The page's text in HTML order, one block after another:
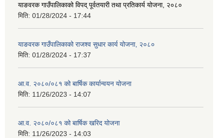
याङवरक गाउँपालिकाको विपद् पूर्वतयारी तथा प्रतिकार्य योजना, २०८०
मिति: 01/28/2024 - 17:44
याङवरक गाउँपालिकाको राजश्व सुधार कार्य योजना, २०८०
मिति: 01/28/2024 - 17:37
आ.व. २०८०/०८१ को बार्षिक कार्यान्वयन योजना
मिति: 11/26/2023 - 14:07
आ.व. २०८०/०८१ को बार्षिक खरिद योजना
मिति: 11/26/2023 - 14:03